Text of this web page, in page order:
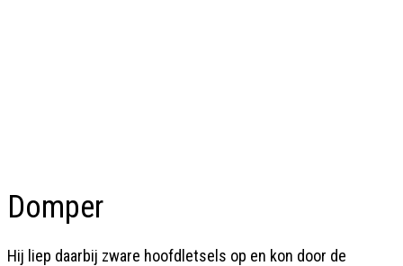
Domper
Hij liep daarbij zware hoofdletsels op en kon door de